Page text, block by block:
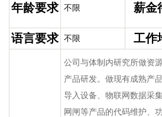
年龄要求 不限 薪金
语言要求 不限 工作
公司与体制内研究所做资
产品研发。做现有成熟产
导入设备、物联网数据采
网闸等产品的代码维护、